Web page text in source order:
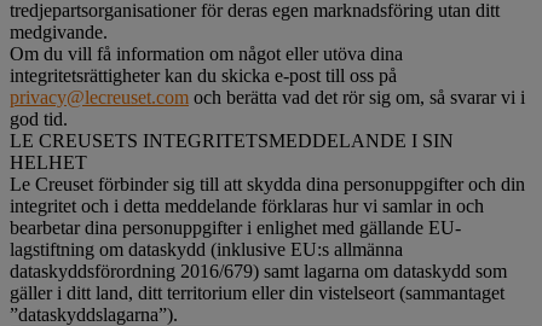
tredjepartsorganisationer för deras egen marknadsföring utan ditt
medgivande.
Om du vill få information om något eller utöva dina
integritetsrättigheter kan du skicka e-post till oss på
privacy@lecreuset.com och berätta vad det rör sig om, så svarar vi i
god tid.
LE CREUSETS INTEGRITETSMEDDELANDE I SIN
HELHET
Le Creuset förbinder sig till att skydda dina personuppgifter och din
integritet och i detta meddelande förklaras hur vi samlar in och
bearbetar dina personuppgifter i enlighet med gällande EU-
lagstiftning om dataskydd (inklusive EU:s allmänna
dataskyddsförordning 2016/679) samt lagarna om dataskydd som
gäller i ditt land, ditt territorium eller din vistelseort (sammantaget
”dataskyddslagarna”).